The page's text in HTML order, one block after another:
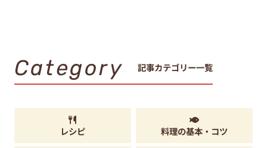
Category 記事カテゴリー一覧
レシピ 料理の基本・コツ